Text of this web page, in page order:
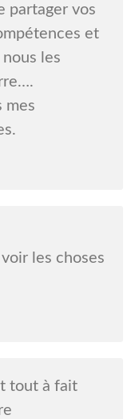
partager vos
et
les
mes
les choses
tout à fait